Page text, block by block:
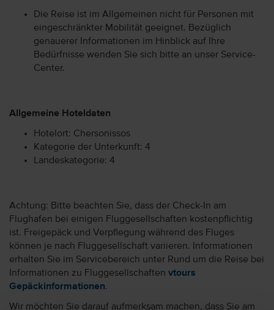
Die Reise ist im Allgemeinen nicht für Personen mit
eingeschränkter Mobilität geeignet. Bezüglich
genauerer Informationen im Hinblick auf Ihre
Bedürfnisse wenden Sie sich bitte an unser Service-
Center.
Allgemeine Hoteldaten
Hotelort: Chersonissos
Kategorie der Unterkunft: 4
Landeskategorie: 4
Achtung: Bitte beachten Sie, dass der Check-In am
Flughafen bei einigen Fluggesellschaften kostenpflichtig
ist. Freigepäck und Verpflegung während des Fluges
können je nach Fluggesellschaft variieren. Informationen
erhalten Sie im Servicebereich unter Rund um die Reise bei
Informationen zu Fluggesellschaften vtours
Gepäckinformationen.
Wir möchten Sie darauf aufmerksam machen, dass Sie am